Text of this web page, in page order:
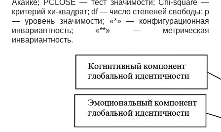
Акаике; PCLOSE — тест значимости; Chi-square —
критерий хи-квадрат; df — число степеней свободы; p
— уровень значимости; «*» — конфигурационная
инвариантность; «**» — метрическая
инвариантность.